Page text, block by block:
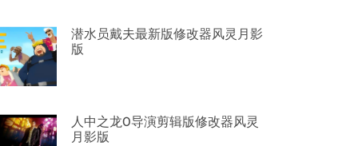
潜水员戴夫最新版修改器风灵月影
版
人中之龙0导演剪辑版修改器风灵
月影版